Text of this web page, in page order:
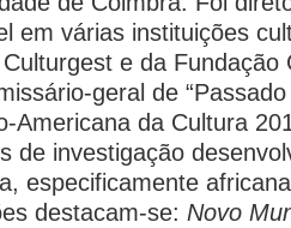
em várias instituições
e da Fundação
geral de
Americana da Cultura
de investigação
especificamente
destacam-se: Novo